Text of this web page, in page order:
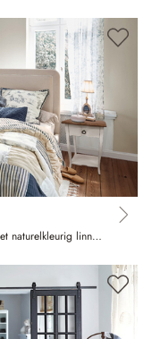
Fijne stoffen en rustige blauwtinten komen samen met naturelkleurig linnen